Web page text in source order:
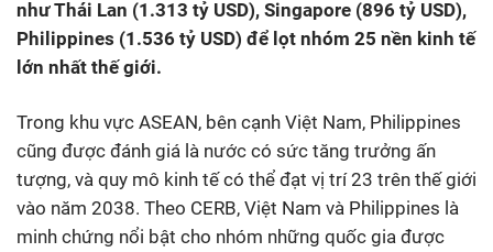
như Thái Lan (1.313 tỷ USD), Singapore (896 tỷ USD),
Philippines (1.536 tỷ USD) để lọt nhóm 25 nền kinh tế
lớn nhất thế giới.
Trong khu vực ASEAN, bên cạnh Việt Nam, Philippines
cũng được đánh giá là nước có sức tăng trưởng ấn
tượng, và quy mô kinh tế có thể đạt vị trí 23 trên thế giới
vào năm 2038. Theo CERB, Việt Nam và Philippines là
minh chứng nổi bật cho nhóm những quốc gia được